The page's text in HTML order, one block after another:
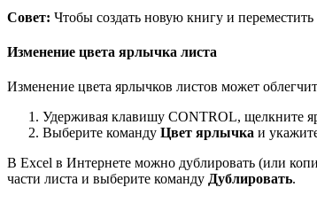
Совет: Чтобы создать новую книгу и
Изменение цвета ярлычка листа
Изменение цвета ярлычков листов может
Удерживая клавишу CONTROL, щелкните
Выберите команду Цвет ярлычка и
В Excel в Интернете можно дублировать (или
части листа и выберите команду Дублировать.